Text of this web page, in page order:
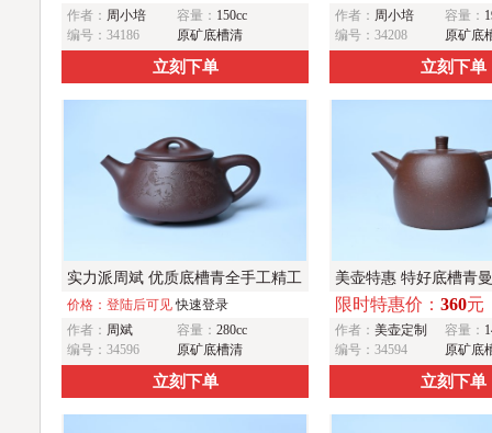
亲结缘
作者： 周小培 容量： 150cc
编号：34186
原矿底槽清
立刻下单
杏花村 期待与您结缘
作者： 周小培 容量：
编号：34208
原矿底
立刻下单
实力派周斌 优质底槽青全手工精工
满瓢壶 范小君徒杨志超装饰七骏图
价格：登陆后可见快速登录
作者： 周斌 容量： 280cc
编号：34596
原矿底槽清
立刻下单
美壶特惠 特好底槽青
茶人醉爱
限时特惠价： 360元
作者： 美壶定制 容量：
编号：34594
原矿底
立刻下单